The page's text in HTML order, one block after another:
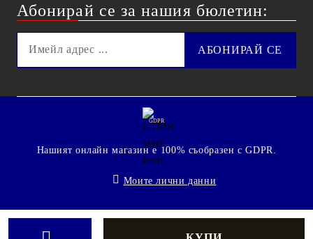
Абонирай се за нашия бюлетин:
GDPR
Нашият онлайн магазин е 100% съобразен с GDPR.
Моите лични данни